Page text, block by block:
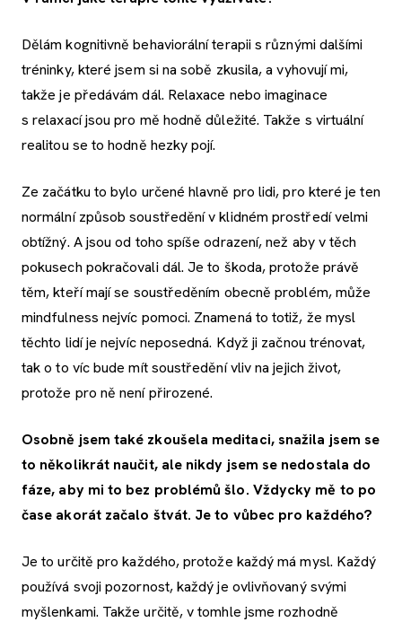
Dělám kognitivně behaviorální terapii s různými dalšími
tréninky, které jsem si na sobě zkusila, a vyhovují mi,
takže je předávám dál. Relaxace nebo imaginace
s relaxací jsou pro mě hodně důležité. Takže s virtuální
realitou se to hodně hezky pojí.
Ze začátku to bylo určené hlavně pro lidi, pro které je ten
normální způsob soustředění v klidném prostředí velmi
obtížný. A jsou od toho spíše odrazení, než aby v těch
pokusech pokračovali dál. Je to škoda, protože právě
těm, kteří mají se soustředěním obecně problém, může
mindfulness nejvíc pomoci. Znamená to totiž, že mysl
těchto lidí je nejvíc neposedná. Když ji začnou trénovat,
tak o to víc bude mít soustředění vliv na jejich život,
protože pro ně není přirozené.
Osobně jsem také zkoušela meditaci, snažila jsem se
to několikrát naučit, ale nikdy jsem se nedostala do
fáze, aby mi to bez problémů šlo. Vždycky mě to po
čase akorát začalo štvát. Je to vůbec pro každého?
Je to určitě pro každého, protože každý má mysl. Každý
používá svoji pozornost, každý je ovlivňovaný svými
myšlenkami. Takže určitě, v tomhle jsme rozhodně